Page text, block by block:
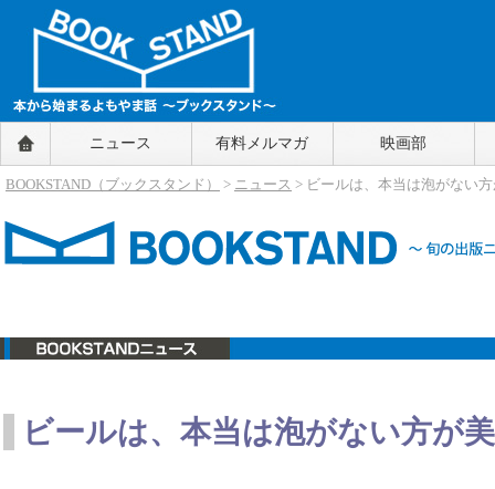
BOOKSTAND（ブックスタンド）
～本から始まるよもやま話～
BOOKSTAND（ブ
ニュース 有料メルマガ 映画部
BOOKSTAND（ブックスタンド） > ニュース > ビールは、本当は泡がない
ビールは、本当は泡がない方が